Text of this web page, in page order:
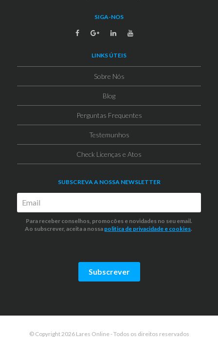
SIGA-NOS
LINKS ÚTEIS
Sobre Nós
Blog
Perguntas Frequentes
Testemunhos
Check Licenças e Atos
SUBSCREVA A NOSSA NEWSLETTER
Para receber conselhos, promocões e novidades no seu email.
Ao subscrever, aceita a nossa politica de privacidade e cookies.
Subscrever
© Copyright 2026 Lares Online - Todos os direitos reservados